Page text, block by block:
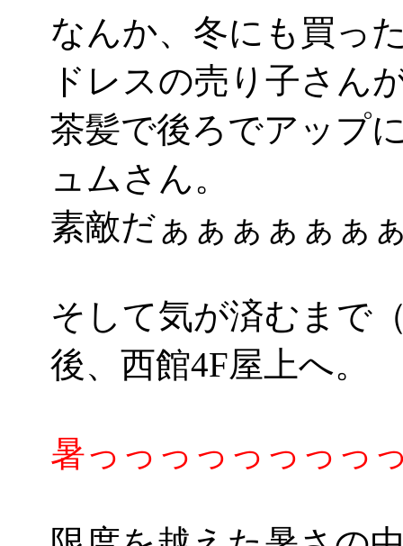
なんか、冬にも買っ
ドレスの売り子さん
茶髪で後ろでアップ
ュムさん。
素敵だぁぁぁぁぁぁ
そして気が済むまで
後、西館4F屋上へ。
暑っっっっっっっっ